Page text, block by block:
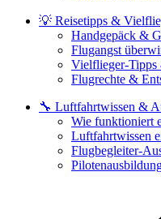
💡 Reisetipps &
Handgepäck &
Flugangst
Vielflieger-Tipps
Flugrechte &
🔧 Luftfahrtwissen &
Wie funktioniert
Luftfahrtwissen
Flugbegleiter-